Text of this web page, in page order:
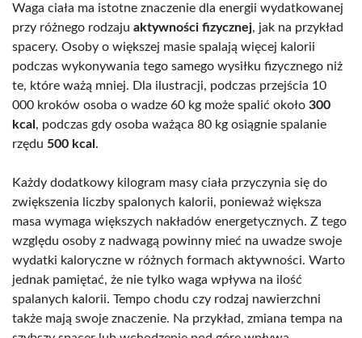
Waga ciała ma istotne znaczenie dla energii wydatkowanej
przy różnego rodzaju aktywności fizycznej, jak na przykład
spacery. Osoby o większej masie spalają więcej kalorii
podczas wykonywania tego samego wysiłku fizycznego niż
te, które ważą mniej. Dla ilustracji, podczas przejścia 10
000 kroków osoba o wadze 60 kg może spalić około 300
kcal , podczas gdy osoba ważąca 80 kg osiągnie spalanie
rzędu 500 kcal .
Każdy dodatkowy kilogram masy ciała przyczynia się do
zwiększenia liczby spalonych kalorii, ponieważ większa
masa wymaga większych nakładów energetycznych. Z tego
względu osoby z nadwagą powinny mieć na uwadze swoje
wydatki kaloryczne w różnych formach aktywności. Warto
jednak pamiętać, że nie tylko waga wpływa na ilość
spalanych kalorii. Tempo chodu czy rodzaj nawierzchni
także mają swoje znaczenie. Na przykład, zmiana tempa na